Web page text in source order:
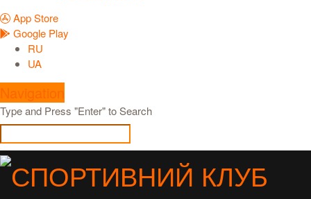
App Store
Google Play
RU
UA
Navigation
Type and Press "Enter" to Search